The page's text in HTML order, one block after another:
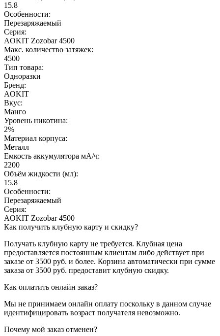
15.8
Особенности:
Перезаряжаемый
Серия:
AOKIT Zozobar 4500
Макс. количество затяжек:
4500
Тип товара:
Одноразки
Бренд:
AOKIT
Вкус:
Манго
Уровень никотина:
2%
Материал корпуса:
Металл
Емкость аккумулятора мА/ч:
2200
Объём жидкости (мл):
15.8
Особенности:
Перезаряжаемый
Серия:
AOKIT Zozobar 4500
Как получить клубную карту и скидку?
Получать клубную карту не требуется. Клубная цена
предоставляется постоянным клиентам либо действует при
заказе от 3500 руб. и более. Корзина автоматически при сумме
заказа от 3500 руб. предоставит клубную скидку.
Как оплатить онлайн заказ?
Мы не принимаем онлайн оплату поскольку в данном случае
идентифицировать возраст получателя невозможно.
Почему мой заказ отменен?